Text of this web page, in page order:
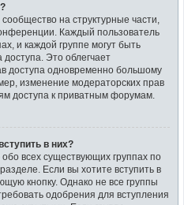
на структурные части,
Каждый пользователь
и каждой группе могут быть
Это облегчает
доступа одновременно большому
изменение модераторских прав
доступа к приватным форумам.
в них?
всех существующих группах по
Если вы хотите вступить в
кнопку. Однако не все группы
одобрения для вступления